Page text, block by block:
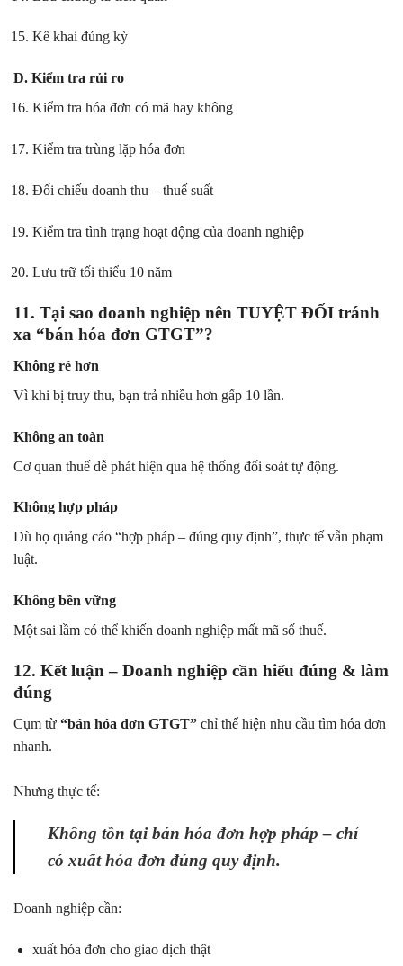
Kê khai đúng kỳ
D. Kiểm tra rủi ro
Kiểm tra hóa đơn có mã hay không
Kiểm tra trùng lặp hóa đơn
Đối chiếu doanh thu – thuế suất
Kiểm tra tình trạng hoạt động của doanh nghiệp
Lưu trữ tối thiểu 10 năm
11. Tại sao doanh nghiệp nên TUYỆT ĐỐI tránh
xa “bán hóa đơn GTGT”?
Không rẻ hơn
Vì khi bị truy thu, bạn trả nhiều hơn gấp 10 lần.
Không an toàn
Cơ quan thuế dễ phát hiện qua hệ thống đối soát tự động.
Không hợp pháp
Dù họ quảng cáo “hợp pháp – đúng quy định”, thực tế vẫn phạm
luật.
Không bền vững
Một sai lầm có thể khiến doanh nghiệp mất mã số thuế.
12. Kết luận – Doanh nghiệp cần hiểu đúng & làm
đúng
Cụm từ “bán hóa đơn GTGT” chỉ thể hiện nhu cầu tìm hóa đơn
nhanh.
Nhưng thực tế:
Không tồn tại bán hóa đơn hợp pháp – chỉ
có xuất hóa đơn đúng quy định.
Doanh nghiệp cần:
xuất hóa đơn cho giao dịch thật